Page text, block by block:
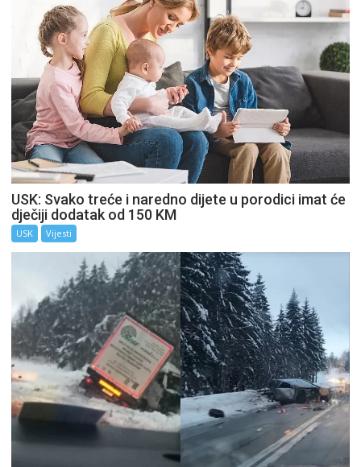
USK: Svako treće i naredno dijete u porodici imat će
dječiji dodatak od 150 KM
USK Vijesti